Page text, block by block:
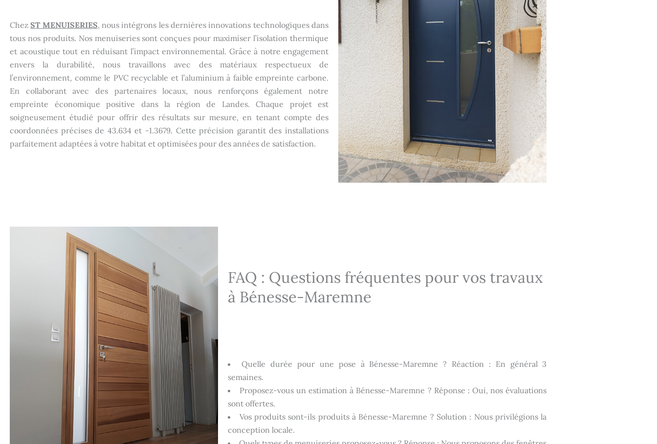
ChezST MENUISERIES, nous intégrons les dernières innovations technologiques dans
tous nos produits. Nos menuiseries sont conçues pour maximiser l’isolation thermique
et acoustique tout en réduisant l’impact environnemental. Grâce à notre engagement
envers la durabilité, nous travaillons avec des matériaux respectueux de
l’environnement, comme le PVC recyclable et l’aluminium à faible empreinte carbone.
En collaborant avec des partenaires locaux, nous renforçons également notre
empreinte économique positive dans la région de Landes. Chaque projet est
soigneusement étudié pour offrir des résultats sur mesure, en tenant compte des
coordonnées précises de 43.634 et -1.3679. Cette précision garantit des installations
parfaitement adaptées à votre habitat et optimisées pour des années de satisfaction.
FAQ : Questions fréquentes pour vos travaux
à Bénesse-Maremne
Quelle durée pour une pose à Bénesse-Maremne ? Réaction : En général 3
semaines.
Proposez-vous un estimation à Bénesse-Maremne ? Réponse : Oui, nos évaluations
sont offertes.
Vos produits sont-ils produits à Bénesse-Maremne ? Solution : Nous privilégions la
conception locale.